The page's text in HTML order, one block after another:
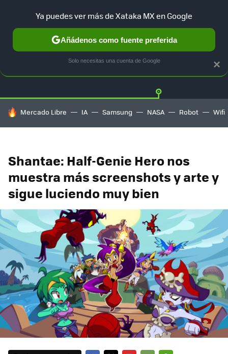
Twitter
HOY SE HABLA DE
Mercado Libre IA Samsung NASA Robot Wifi
Shantae: Half-Genie Hero nos
muestra más screenshots y arte y
sigue luciendo muy bien
×
Ya puedes ver más de Xataka MX en Google
Añádenos como fuente preferida
Solo necesitas una cuenta de Google